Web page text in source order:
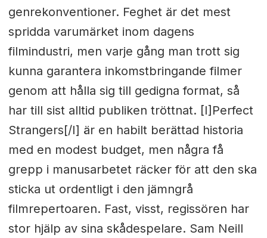
genrekonventioner. Feghet är det mest
spridda varumärket inom dagens
filmindustri, men varje gång man trott sig
kunna garantera inkomstbringande filmer
genom att hålla sig till gedigna format, så
har till sist alltid publiken tröttnat. [I]Perfect
Strangers[/I] är en habilt berättad historia
med en modest budget, men några få
grepp i manusarbetet räcker för att den ska
sticka ut ordentligt i den jämngrå
filmrepertoaren. Fast, visst, regissören har
stor hjälp av sina skådespelare. Sam Neill